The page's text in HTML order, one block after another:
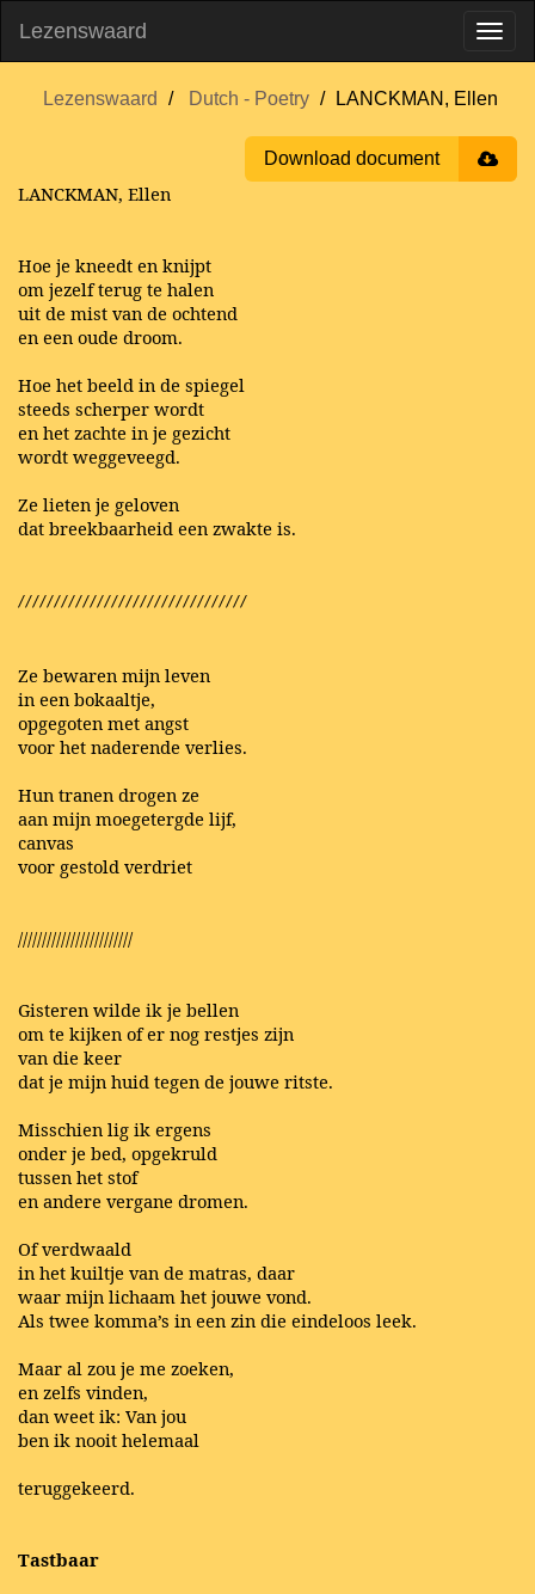
Lezenswaard
Lezenswaard Dutch - Poetry LANCKMAN, Ellen
Download document
LANCKMAN, Ellen
Hoe je kneedt en knijpt
om jezelf terug te halen
uit de mist van de ochtend
en een oude droom.
Hoe het beeld in de spiegel
steeds scherper wordt
en het zachte in je gezicht
wordt weggeveegd.
Ze lieten je geloven
dat breekbaarheid een zwakte is.
////////////////////////////////
Ze bewaren mijn leven
in een bokaaltje,
opgegoten met angst
voor het naderende verlies.
Hun tranen drogen ze
aan mijn moegetergde lijf,
canvas
voor gestold verdriet
////////////////////////
Gisteren wilde ik je bellen
om te kijken of er nog restjes zijn
van die keer
dat je mijn huid tegen de jouwe ritste.
Misschien lig ik ergens
onder je bed, opgekruld
tussen het stof
en andere vergane dromen.
Of verdwaald
in het kuiltje van de matras, daar
waar mijn lichaam het jouwe vond.
Als twee komma’s in een zin die eindeloos leek.
Maar al zou je me zoeken,
en zelfs vinden,
dan weet ik: Van jou
ben ik nooit helemaal
teruggekeerd.
Tastbaar